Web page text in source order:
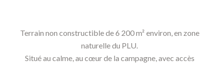
Terrain non constructible de 6 200 m² environ, en zone
naturelle du PLU.
Situé au calme, au cœur de la campagne, avec accès